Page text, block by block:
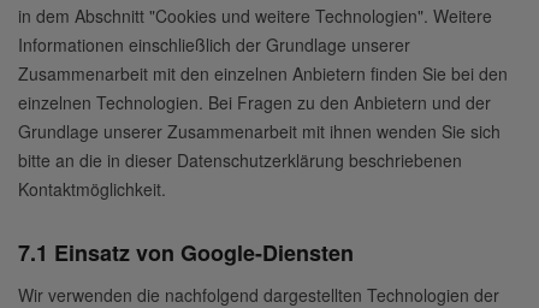
in dem Abschnitt "Cookies und weitere Technologien". Weitere
Informationen einschließlich der Grundlage unserer
Zusammenarbeit mit den einzelnen Anbietern finden Sie bei den
einzelnen Technologien. Bei Fragen zu den Anbietern und der
Grundlage unserer Zusammenarbeit mit ihnen wenden Sie sich
bitte an die in dieser Datenschutzerklärung beschriebenen
Kontaktmöglichkeit.
7.1 Einsatz von Google-Diensten
Wir verwenden die nachfolgend dargestellten Technologien der